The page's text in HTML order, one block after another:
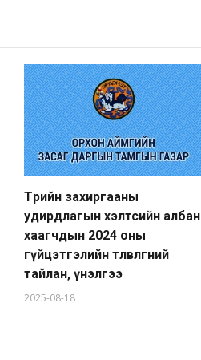
Төрийн захиргааны
удирдлагын хэлтсийн албан
хаагчдын 2024 оны
гүйцэтгэлийн төлөвлөгөөний
тайлан, үнэлгээ
2025-08-18